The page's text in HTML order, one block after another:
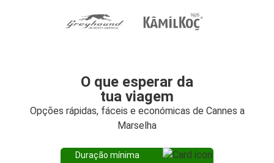
O que esperar da
tua viagem
Opções rápidas, fáceis e económicas de Cannes a
Marselha
Duração mínima